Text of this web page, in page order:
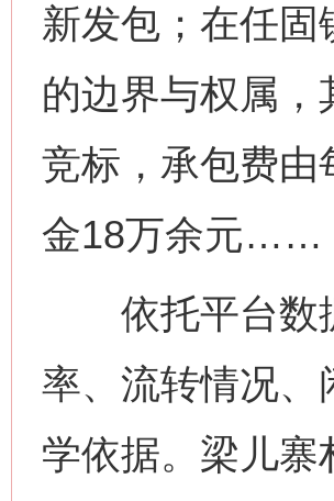
新发包；在任
的边界与权属
竞标，承包费由
金18万余元……
依托平台数据
率、流转情况、
学依据。梁儿